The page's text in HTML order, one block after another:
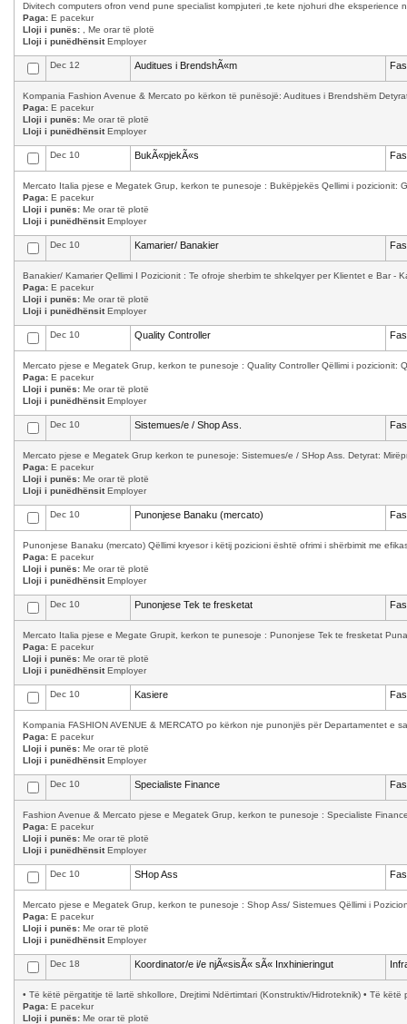
Divitech computers ofron vend pune specialist kompjuteri ,te kete njohuri dhe eksperience
Paga: E pacekur
Lloji i punës: , Me orar të plotë
Lloji i punëdhënsitEmployer
Dec 12 Auditues i BrendshÃ«m
Kompania Fashion Avenue & Mercato po kërkon të punësojë: Auditues i Brendshëm
Paga: E pacekur
Lloji i punës: Me orar të plotë
Lloji i punëdhënsitEmployer
Dec 10 BukÃ«pjekÃ«s
Mercato Italia pjese e Megatek Grup, kerkon te punesoje : Bukëpjekës Qellimi i pozicionit:
Paga: E pacekur
Lloji i punës: Me orar të plotë
Lloji i punëdhënsitEmployer
Dec 10 Kamarier/ Banakier
Banakier/ Kamarier Qellimi I Pozicionit : Te ofroje sherbim te shkelqyer per Klientet e Bar -
Paga: E pacekur
Lloji i punës: Me orar të plotë
Lloji i punëdhënsitEmployer
Dec 10 Quality Controller
Mercato pjese e Megatek Grup, kerkon te punesoje : Quality Controller Qëllimi i pozicionit:
Paga: E pacekur
Lloji i punës: Me orar të plotë
Lloji i punëdhënsitEmployer
Dec 10 Sistemues/e / Shop Ass.
Mercato pjese e Megatek Grup kerkon te punesoje: Sistemues/e / SHop Ass. Detyrat:
Paga: E pacekur
Lloji i punës: Me orar të plotë
Lloji i punëdhënsitEmployer
Dec 10 Punonjese Banaku (mercato)
Punonjese Banaku (mercato) Qëllimi kryesor i këtij pozicioni është ofrimi i shërbimit me
Paga: E pacekur
Lloji i punës: Me orar të plotë
Lloji i punëdhënsitEmployer
Dec 10 Punonjese Tek te fresketat
Mercato Italia pjese e Megate Grupit, kerkon te punesoje : Punonjese Tek te fresketat
Paga: E pacekur
Lloji i punës: Me orar të plotë
Lloji i punëdhënsitEmployer
Dec 10 Kasiere
Kompania FASHION AVENUE & MERCATO po kërkon nje punonjës për Departamentet e
Paga: E pacekur
Lloji i punës: Me orar të plotë
Lloji i punëdhënsitEmployer
Dec 10 Specialiste Finance
Fashion Avenue & Mercato pjese e Megatek Grup, kerkon te punesoje : Specialiste
Paga: E pacekur
Lloji i punës: Me orar të plotë
Lloji i punëdhënsitEmployer
Dec 10 SHop Ass
Mercato pjese e Megatek Grup, kerkon te punesoje : Shop Ass/ Sistemues Qëllimi i
Paga: E pacekur
Lloji i punës: Me orar të plotë
Lloji i punëdhënsitEmployer
Dec 18 Koordinator/e i/e njÃ«sisÃ« sÃ« Inxhinieringut
• Të këtë përgatitje të lartë shkollore, Drejtimi Ndërtimtari (Konstruktiv/Hidroteknik) • Të
Paga: E pacekur
Lloji i punës: Me orar të plotë